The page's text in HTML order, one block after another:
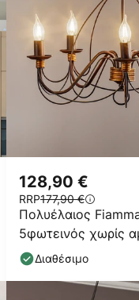
Πολυέλαιος
5φωτεινός χωρίς
128,90 €
RRP177,90 €
Διαθέσιμο